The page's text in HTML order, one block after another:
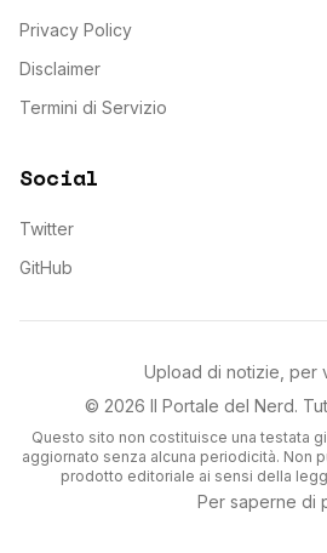
Privacy Policy
Disclaimer
Termini di Servizio
Social
Twitter
GitHub
Upload di notizie, per
© 2026 Il Portale del Nerd.
Questo sito non costituisce una testata
aggiornato senza alcuna periodicità. Non
prodotto editoriale ai sensi della
Per saperne di